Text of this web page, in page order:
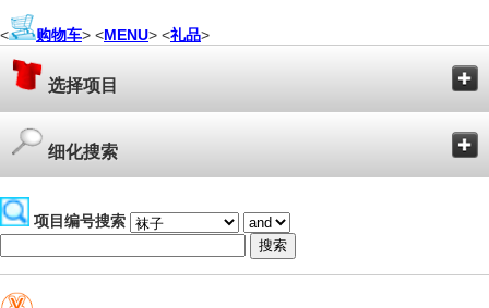
< 购物车> <MENU> <礼品>
选择项目
细化搜索
项目编号搜索